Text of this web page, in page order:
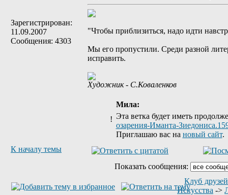
Зарегистрирован:
11.09.2007
Сообщения: 4303
"Чтобы приблизиться, надо идти
Мы его пропустили. Среди разной
исправить.
Художник - С.Коваленков
!
Мила:
Эта ветка будет иметь
озарения-Иманта-
Приглашаю вас на новый сайт.
К началу темы
Показать сообщения:
Клуб
Искусства ->